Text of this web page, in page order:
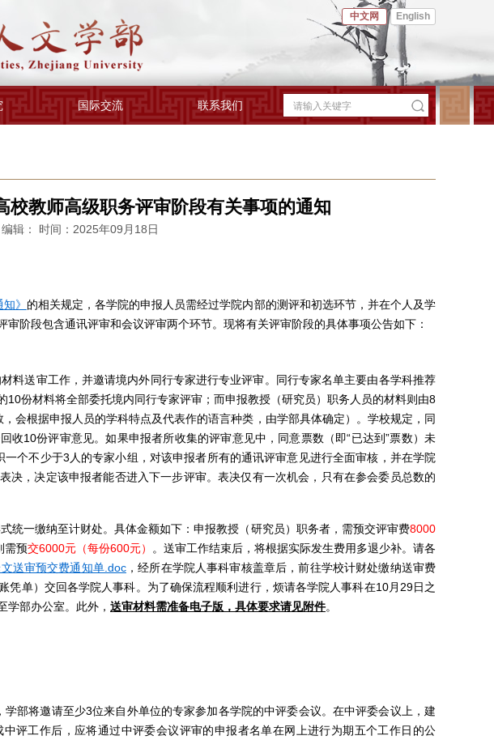
中文网 English
国际交流 联系我们
校教师高级职务评审阶段有关事项的通知
编辑： 时间：2025年09月18日
》 的相关规定，各学院的申报人员需经过学院内部的测评和初选环节，并在个人及学
阶段包含通讯评审和会议评审两个环节。现将有关评审阶段的具体事项公告如下：
料送审工作，并邀请境内外同行专家进行专业评审。同行专家名单主要由各学科推荐
10份材料将全部委托境内同行专家评审；而申报教授（研究员）职务人员的材料则由8
会根据申报人员的学科特点及代表作的语言种类，由学部具体确定）。学校规定，同
收10份评审意见。如果申报者所收集的评审意见中，同意票数（即“已达到”票数）未
一个不少于3 人的专家小组，对该申报者所有的通讯评审意见进行全面审核，并在学院
决，决定该申报者能否进入下一步评审。表决仅有一次机会，只有在参会委员总数的
统一缴纳至计财处。具体金额如下：申报教授（研究员）职务者，需预交评审费8000
需预交6000元（每份600元）
。送审工作结束后，将根据实际发生费用多退少补。请各
送审预交费通知单.doc，经所在学院人事科审核盖章后，前往学校计财处缴纳送审费
凭单）交回各学院人事科。为了确保流程顺利进行，烦请各学院人事科在10月 29日之
学部办公室。此外， 送审材料需准备电子版，具体要求请见附件。
学部将邀请至少3位来自外单位的专家参加各学院的中评委会议。在中评委会议上，建
评工作后，应将通过中评委会议评审的申报者名单在网上进行为期五个工作日的公